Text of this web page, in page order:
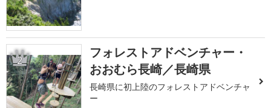
2
フォレストアドベンチャー・
おおむら長崎／長崎県
長崎県に初上陸のフォレストアドベンチャ
ー